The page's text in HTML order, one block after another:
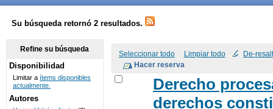
SISTEMAS
DE
BIBLIOTECAS
UNICOC
Su búsqueda retornó 2 resultados.
Seleccionar todo Limpiar todo De-
Derecho
derechos
Refine su búsqueda
Disponibilidad
Limitar a ítems disponibles
actualmente.
Autores